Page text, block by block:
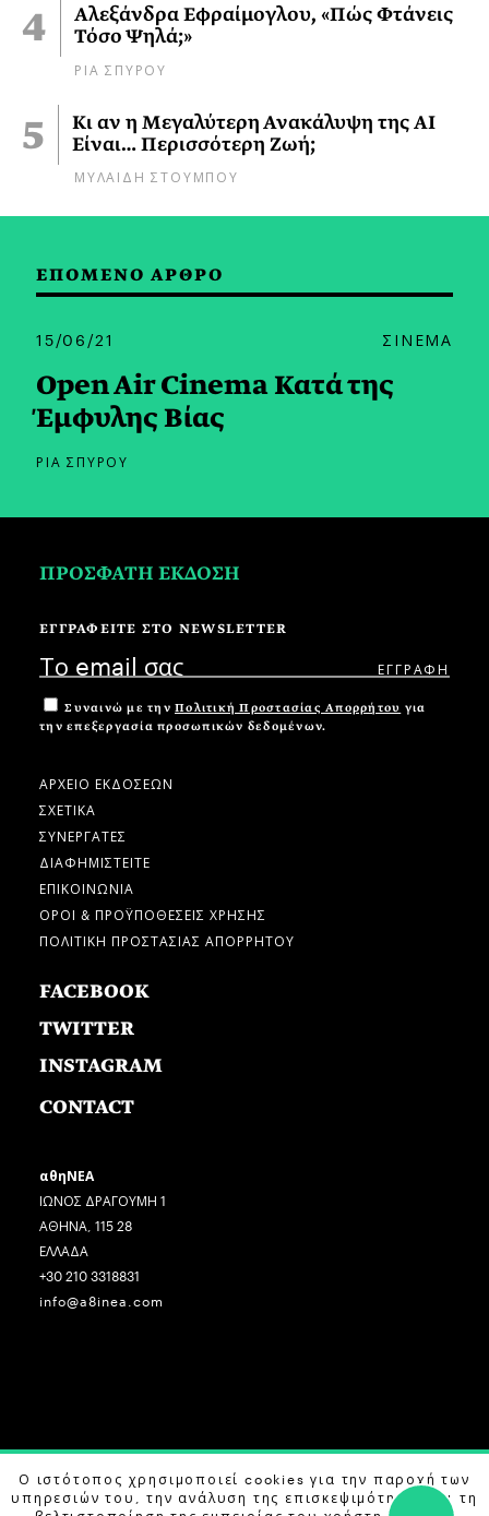
Αλεξάνδρα Εφραίμογλου, «Πώς Φτάνεις
Τόσο Ψηλά;»
ΡΙΑ ΣΠΥΡΟΥ
Κι αν η Μεγαλύτερη Ανακάλυψη της AI
Είναι… Περισσότερη Ζωή;
ΜΥΛΑΙΔΗ ΣΤΟΥΜΠΟΥ
ΕΠΟΜΕΝΟ ΑΡΘΡΟ
15/06/21 ΣΙΝΕΜΑ
Open Air Cinema Κατά της
Έμφυλης Βίας
ΡΙΑ ΣΠΥΡΟΥ
ΠΡΟΣΦΑΤΗ ΕΚΔΟΣΗ
ΕΓΓΡΑΦΕΙΤΕ ΣΤΟ NEWSLETTER
Συναινώ με την Πολιτική Προστασίας Απορρήτου για
την επεξεργασία προσωπικών δεδομένων.
ΑΡΧΕΙΟ ΕΚΔΟΣΕΩΝ
ΣΧΕΤΙΚΑ
ΣΥΝΕΡΓΑΤΕΣ
ΔΙΑΦΗΜΙΣΤΕΙΤΕ
ΕΠΙΚΟΙΝΩΝΙΑ
ΟΡΟΙ & ΠΡΟΫΠΟΘΕΣΕΙΣ ΧΡΗΣΗΣ
ΠΟΛΙΤΙΚΗ ΠΡΟΣΤΑΣΙΑΣ ΑΠΟΡΡΗΤΟΥ
FACEBOOK
TWITTER
INSTAGRAM
CONTACT
αθηΝΕΑ
ΙΩΝΟΣ ΔΡΑΓΟΥΜΗ 1
ΑΘΗΝΑ, 115 28
ΕΛΛΑΔΑ
+30 210 3318831
info@a8inea.com
COPYRIGHT © 2026 αθηΝΕΑ, ALL RIGHTS RESERVED.
DESIGN BY G DESIGN STUDIO. DEVELOPED BYB LABS
Ο ιστότοπος χρησιμοποιεί cookies για την παροχή των
υπηρεσιών του, την ανάλυση της επισκεψιμότητας και τη